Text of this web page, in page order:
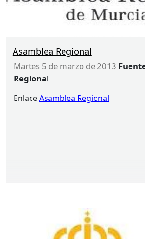
Asamblea Regional
martes 5 de marzo de 2013
Regional
EnlaceAsamblea Regional